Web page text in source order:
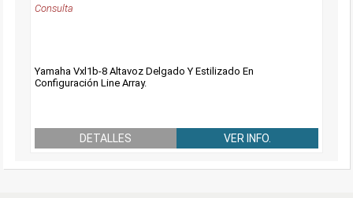
Consulta
Yamaha Vxl1b-8 Altavoz Delgado Y Estilizado En
Configuración Line Array.
DETALLES VER INFO.